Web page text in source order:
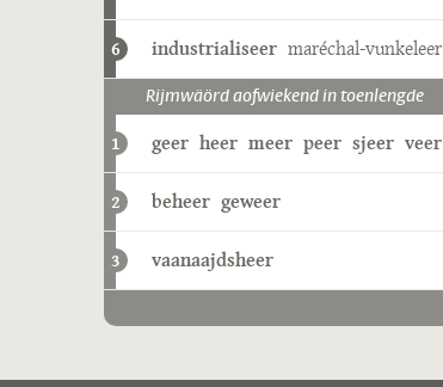
6 industrialiseer maréchal-vunkeleer
Rijmwäörd aofwiekend in toenlengde
1 geer heer meer peer sjeer veer
2 beheer geweer
3 vaanaajdsheer